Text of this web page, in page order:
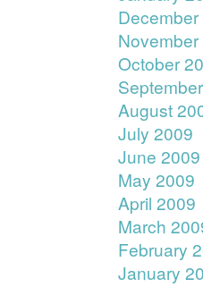
October
August
July 2009
June 2009
May 2009
April 2009
March
February
January